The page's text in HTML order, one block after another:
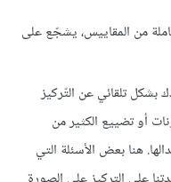
من المقاييس، يشجّع على
بشكل تلقائي عن التّركيز
أو تضييع الكثير من
هنا بعض الأسئلة التي